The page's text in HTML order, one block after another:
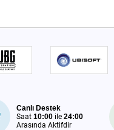
Canlı Destek
Saat10:00 ile24:00
Arasında Aktifdir